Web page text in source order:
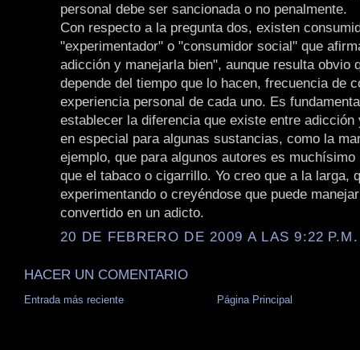
personal debe ser sancionada o no penalmente.
Con respecto a la pregunta dos, existen
"experimentador" o "consumidor social" que
adicción y manejarla bien", aunque resulta obvio
depende del tiempo que lo hacen, frecuencia de
experiencia personal de cada uno. Es
establecer la diferencia que existe entre adicción
en especial para algunas sustancias, como la
ejemplo, que para algunos autores es
que el tabaco o cigarrillo. Yo creo que a la larga,
experimentando o creyéndose que puede
convertido en un adicto.
20 DE FEBRERO DE 2009 A LAS 9:22 P.M.
HACER UN COMENTARIO
Entrada más reciente Página Principal